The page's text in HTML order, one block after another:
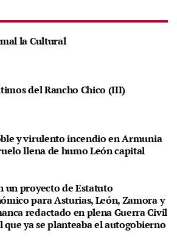
la Cultural
del Rancho Chico (III)
y virulento incendio en Armunia
llena de humo León capital
un proyecto de Estatuto
para Asturias, León, Zamora y
redactado en plena Guerra Civil
que ya se planteaba el autogobierno